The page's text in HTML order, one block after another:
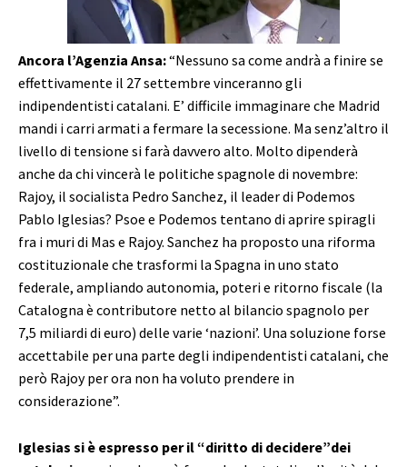
Ancora l’Agenzia Ansa:“Nessuno sa come andrà a finire se
effettivamente il 27 settembre vinceranno gli
indipendentisti catalani. E’ difficile immaginare che Madrid
mandi i carri armati a fermare la secessione. Ma senz’altro il
livello di tensione si farà davvero alto. Molto dipenderà
anche da chi vincerà le politiche spagnole di novembre:
Rajoy, il socialista Pedro Sanchez, il leader di Podemos
Pablo Iglesias? Psoe e Podemos tentano di aprire spiragli
fra i muri di Mas e Rajoy. Sanchez ha proposto una riforma
costituzionale che trasformi la Spagna in uno stato
federale, ampliando autonomia, poteri e ritorno fiscale (la
Catalogna è contributore netto al bilancio spagnolo per
7,5 miliardi di euro) delle varie ‘nazioni’. Una soluzione forse
accettabile per una parte degli indipendentisti catalani, che
però Rajoy per ora non ha voluto prendere in
considerazione”.
Iglesias si è espresso per il “diritto di decidere”dei